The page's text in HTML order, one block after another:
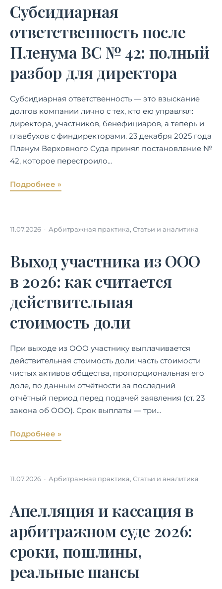
Субсидиарная
ответственность после
Пленума ВС № 42: полный
разбор для директора
Субсидиарная ответственность — это взыскание
долгов компании лично с тех, кто ею управлял:
директора, участников, бенефициаров, а теперь и
главбухов с финдиректорами. 23 декабря 2025 года
Пленум Верховного Суда принял постановление №
42, которое перестроило...
Подробнее »
11.07.2026 · Арбитражная практика, Статьи и аналитика
Выход участника из ООО
в 2026: как считается
действительная
стоимость доли
При выходе из ООО участнику выплачивается
действительная стоимость доли: часть стоимости
чистых активов общества, пропорциональная его
доле, по данным отчётности за последний
отчётный период перед подачей заявления (ст. 23
закона об ООО). Срок выплаты — три...
Подробнее »
11.07.2026 · Арбитражная практика, Статьи и аналитика
Апелляция и кассация в
арбитражном суде 2026:
сроки, пошлины,
реальные шансы